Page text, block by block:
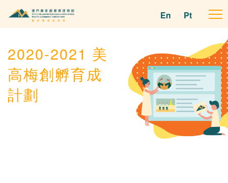
En Pt
2020-2021 美
高梅創孵育成
計劃